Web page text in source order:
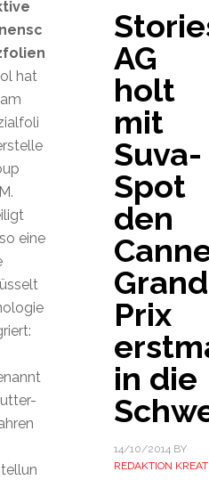
AG
holt
mit
Suva-
Spot
den
Grand
Prix
in die
14/10/2014 BY
REDAKTION
hat
eine